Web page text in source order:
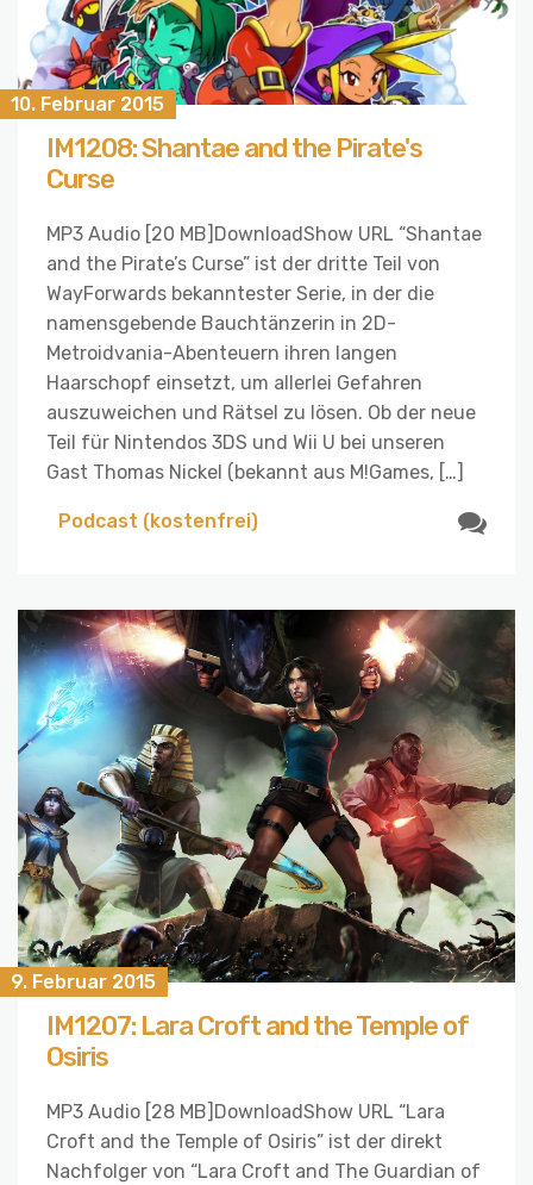
10. Februar 2015
IM1208: Shantae and the Pirate's
Curse
MP3 Audio [20 MB]DownloadShow URL “Shantae
and the Pirate’s Curse” ist der dritte Teil von
WayForwards bekanntester Serie, in der die
namensgebende Bauchtänzerin in 2D-
Metroidvania-Abenteuern ihren langen
Haarschopf einsetzt, um allerlei Gefahren
auszuweichen und Rätsel zu lösen. Ob der neue
Teil für Nintendos 3DS und Wii U bei unseren
Gast Thomas Nickel (bekannt aus M!Games, […]
Podcast (kostenfrei)
9. Februar 2015
IM1207: Lara Croft and the Temple of
Osiris
MP3 Audio [28 MB]DownloadShow URL “Lara
Croft and the Temple of Osiris” ist der direkt
Nachfolger von “Lara Croft and The Guardian of